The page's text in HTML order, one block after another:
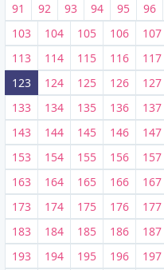
91
92 93 94 95 96
103
104 105 106 107
113
114 115 116 117
123
124 125 126 127
133
134 135 136 137
143
144 145 146 147
153
154 155 156 157
163
164 165 166 167
173
174 175 176 177
183
184 185 186 187
193
194 195 196 197